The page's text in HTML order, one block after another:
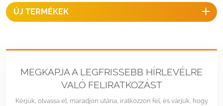
ÚJ TERMÉKEK
MEGKAPJA A LEGFRISSEBB HÍRLEVÉLRE
VALÓ FELIRATKOZÁST
Kérjük, olvassa el, maradjon utána, iratkozzon fel, és várjuk, hogy